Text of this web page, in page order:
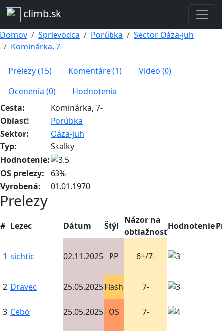
climb.sk
Domov Sprievodca Porúbka
Sector Oáza-juh
Kominárka, 7-
Prelezy (15) Komentáre (1)
Video (0)
Ocenenia (0)
Hodnotenia
Cesta:
Kominárka, 7-
Oblasť:
Porúbka
Sektor:
Oáza-juh
Typ:
Skalky
Hodnotenie:
OS prelezy:
63%
Vyrobená:
01.01.1970
Prelezy
# Lezec Dátum Štýl
Názor na
obtiažnosť
Hodnotenie
1 sichtic 02.11.2025 PP 6+/7-
2 Dravec 25.05.2025Flash 7-
3 Cebo 25.05.2025 OS 7-